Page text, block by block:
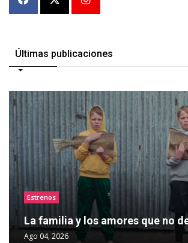
Últimas publicaciones
Estrenos
La familia y los amores que no
Ago 04, 2026